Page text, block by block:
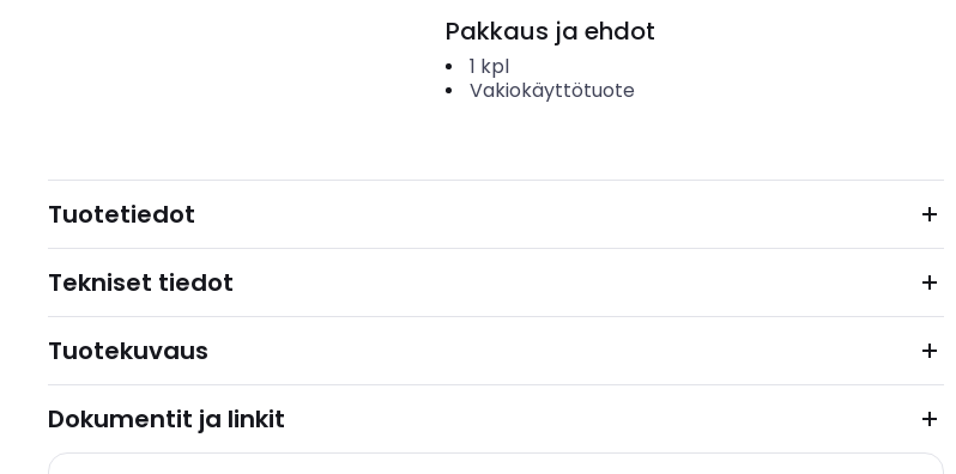
Pakkaus ja ehdot
1 kpl
Vakiokäyttötuote
Tuotetiedot
Tekniset tiedot
Tuotekuvaus
Dokumentit ja linkit